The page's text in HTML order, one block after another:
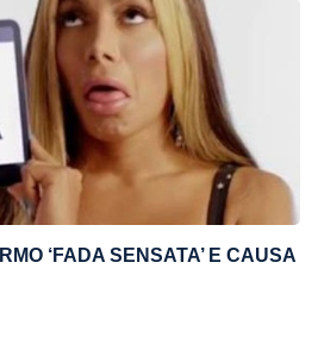
‘FADA SENSATA’ E CAUSA